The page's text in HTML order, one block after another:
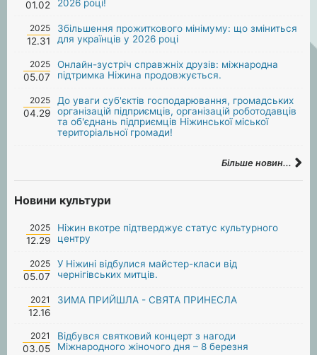
01.02 2026 році!
2025
12.31
Збільшення прожиткового мінімуму: що зміниться
для українців у 2026 році
2025
05.07
Онлайн-зустріч справжніх друзів: міжнародна
підтримка Ніжина продовжується.
2025
04.29
До уваги суб'єктів господарювання, громадських
організацій підприємців, організацій роботодавців
та об'єднань підприємців Ніжинської міської
територіальної громади!
Більше новин...
Новини культури
2025
12.29
Ніжин вкотре підтверджує статус культурного
центру
2025
05.07
У Ніжині відбулися майстер-класи від
чернігівських митців.
2021
12.16
ЗИМА ПРИЙШЛА - СВЯТА ПРИНЕСЛА
2021
03.05
Відбувся святковий концерт з нагоди
Міжнародного жіночого дня – 8 березня